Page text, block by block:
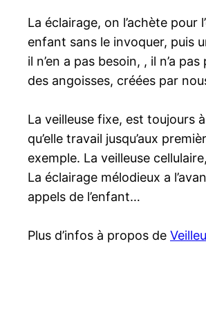
La éclairage, on l’achète pour
enfant sans le invoquer, puis
il n’en a pas besoin, , il n’a
des angoisses, créées par
La veilleuse fixe, est toujours
qu’elle travail jusqu’aux
exemple. La veilleuse
La éclairage mélodieux a
appels de l’enfant…
Plus d’infos à propos de